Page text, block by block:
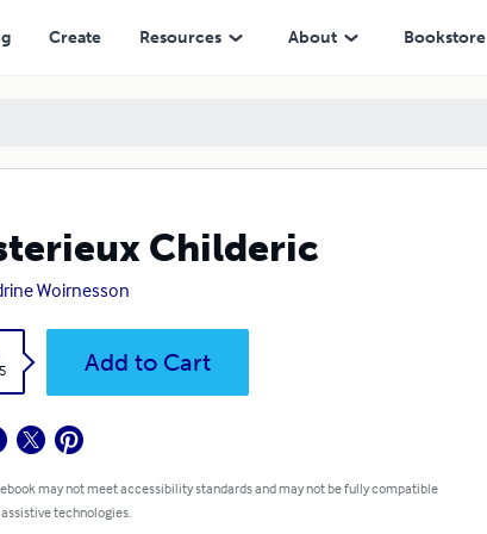
Create Resources About Bookstore
Childeric
Woirnesson
Add to Cart
may not meet accessibility standards and may not be fully compatible
technologies.